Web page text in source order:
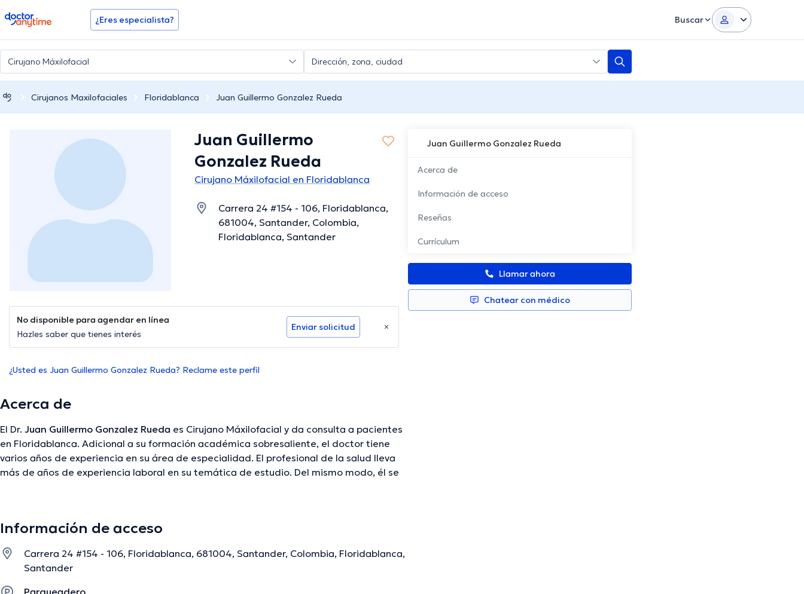
doctoranytime ¿Eres especialista? Buscar
Cirujanos Maxilofaciales Floridablanca Juan Guillermo Gonzalez Rueda
Juan Guillermo Gonzalez Rueda
Acerca de
Información de acceso
Reseñas
Currículum
Llamar ahora
Chatear con médico
Juan Guillermo
Gonzalez Rueda
Cirujano Máxilofacial en Floridablanca
Carrera 24 #154 - 106, Floridablanca,
681004, Santander, Colombia,
Floridablanca, Santander
No disponible para agendar en línea
Hazles saber que tienes interés
Enviar solicitud
¿Usted es Juan Guillermo Gonzalez Rueda? Reclame este perfil
Acerca de
El Dr. Juan Guillermo Gonzalez Rueda es Cirujano Máxilofacial y da consulta a pacientes
en Floridablanca. Adicional a su formación académica sobresaliente, el doctor tiene
varios años de experiencia en su área de especialidad. El profesional de la salud lleva
más de años de experiencia laboral en su temática de estudio. Del mismo modo, él se
publicaciones. Español es el idioma principal hablados por el profesional de la salud.
La descripción fue editada por el equipo de doctoranytime, con base en información verificada.
Información de acceso
Carrera 24 #154 - 106, Floridablanca, 681004, Santander, Colombia, Floridablanca,
Santander